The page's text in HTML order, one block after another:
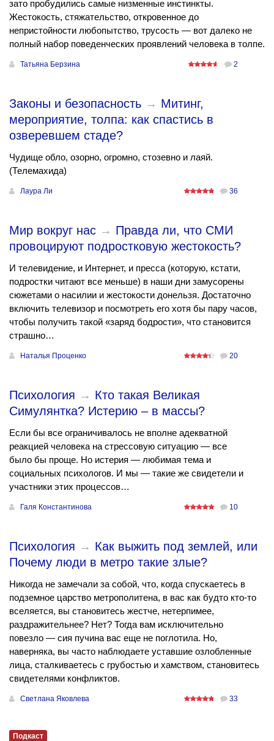
зато пробудились самые низменные инстинкты.
Жестокость, стяжательство, откровенное до
непристойности любопытство, трусость — вот далеко не
полный набор поведенческих проявлений человека в толпе.
Татьяна Берзина 2
Законы и безопасность → Митинг,
мероприятие, толпа: как спастись в
озверевшем стаде?
Чудище обло, озорно, огромно, стозевно и лаяй.
(Телемахида)
Лаура Ли 36
Мир вокруг нас → Правда ли, что СМИ
провоцируют подростковую жестокость?
И телевидение, и Интернет, и пресса (которую, кстати,
подростки читают все меньше) в наши дни замусорены
сюжетами о насилии и жестокости донельзя. Достаточно
включить телевизор и посмотреть его хотя бы пару часов,
чтобы получить такой «заряд бодрости», что становится
страшно…
Наталья Проценко 20
Психология → Кто такая Великая
Симулянтка? Истерию – в массы?
Если бы все ограничивалось не вполне адекватной
реакцией человека на стрессовую ситуацию — все
было бы проще. Но истерия — любимая тема и
социальных психологов. И мы — такие же свидетели и
участники этих процессов…
Галя Константинова 10
Психология → Как выжить под землей, или
Почему люди в метро такие злые?
Никогда не замечали за собой, что, когда спускаетесь в
подземное царство метрополитена, в вас как будто кто-то
вселяется, вы становитесь жестче, нетерпимее,
раздражительнее? Нет? Тогда вам исключительно
повезло — сия пучина вас еще не поглотила. Но,
наверняка, вы часто наблюдаете уставшие озлобленные
лица, сталкиваетесь с грубостью и хамством, становитесь
свидетелями конфликтов.
Светлана Яковлева 33
Подкаст